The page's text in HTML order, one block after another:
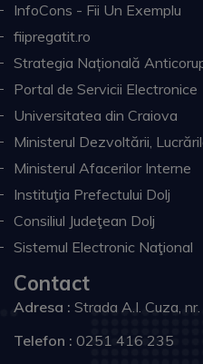
InfoCons - Fii Un Exemplu
fiipregatit.ro
Strategia Națională
Portal de Servicii Electronice
Universitatea din Craiova
Ministerul Dezvoltării,
Ministerul Afacerilor Interne
Instituţia Prefectului Dolj
Consiliul Judeţean Dolj
Sistemul Electronic Naţional
Contact
Adresa : Strada A.I. Cuza,
Telefon : 0251 416 235